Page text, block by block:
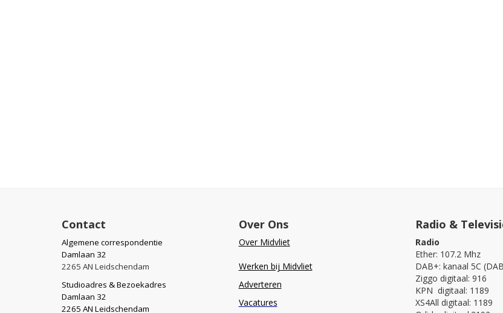
Contact
Algemene correspondentie
Damlaan 32
2265 AN Leidschendam
Studioadres & Bezoekadres
Damlaan 32
2265 AN Leidschendam
Over Ons
Over Midvliet
Werken bij Midvliet
Adverteren
Vacatures
Radio &
Radio
Ether: 107.2 Mhz
DAB+: kanaal 5C
Ziggo digitaal: 916
KPN digitaal: 1189
XS4All digitaal: 1189